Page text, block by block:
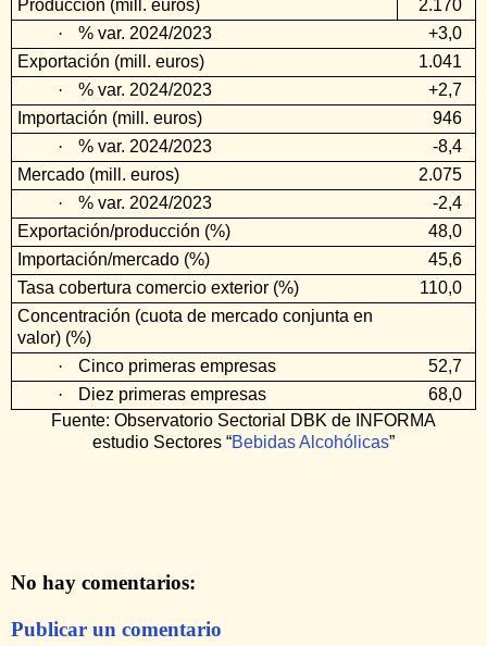
Producción (mill. euros)
2.170
·
% var. 2024/2023
+3,0
Exportación (mill. euros)
1.041
·
% var. 2024/2023
+2,7
Importación (mill. euros)
946
·
% var. 2024/2023
-8,4
Mercado (mill. euros)
2.075
·
% var. 2024/2023
-2,4
Exportación/producción (%)
48,0
Importación/mercado (%)
45,6
Tasa cobertura comercio exterior (%)
110,0
Concentración (cuota de mercado conjunta en
valor) (%)
·
Cinco primeras empresas
52,7
·
Diez primeras empresas
68,0
Fuente: Observatorio Sectorial DBK de INFORMA
estudio Sectores “Bebidas Alcohólicas”
No hay comentarios:
Publicar un comentario